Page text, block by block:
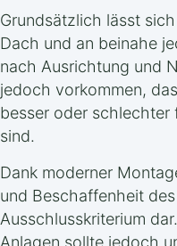
Grundsätzlich lässt
Dach und an beinahe
nach Ausrichtung und
jedoch vorkommen,
besser oder schlechter
sind.
Dank moderner
und Beschaffenheit
Ausschlusskriterium
Anlagen sollte jedoch